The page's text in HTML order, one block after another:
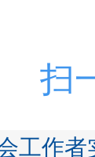
扫
工作